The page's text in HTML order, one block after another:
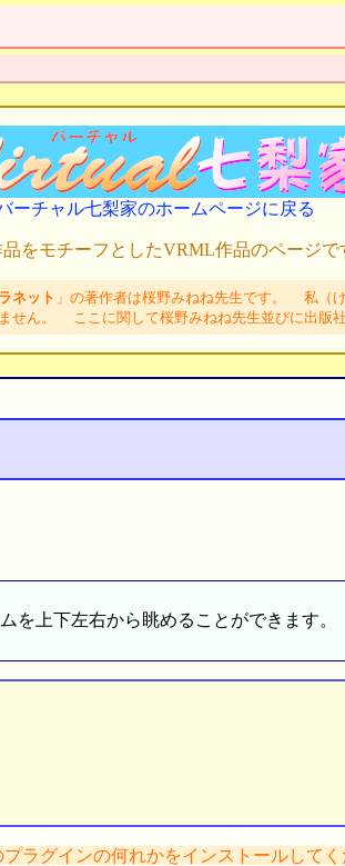
ーチャル七梨家のホームページに戻る
をモチーフとしたVRML作品のページで
ネット 」の著作者は桜野みねね先生です。 私（
せん。 ここに関して桜野みねね先生並びに出版社
を上下左右から眺めることができます。
ラグインの何れかをインストールしてく